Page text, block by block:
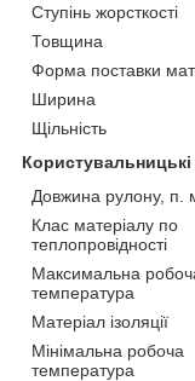
Ступінь жорсткості
Товщина
Форма поставки
Ширина
Щільність
Довжина рулону, п.
Клас матеріалу по
теплопровідності
Максимальна
температура
Матеріал ізоляції
Мінімальна робоча
температура